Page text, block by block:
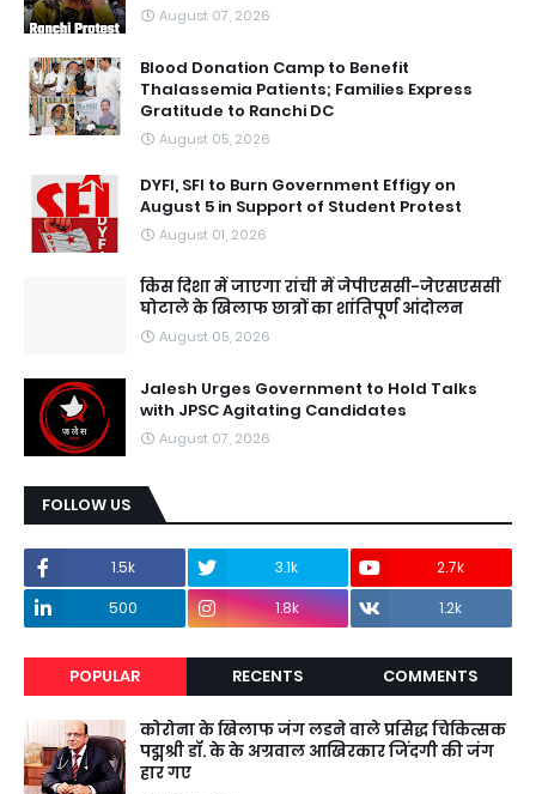
August 07, 2026
Blood Donation Camp to Benefit
Thalassemia Patients; Families Express
Gratitude to Ranchi DC
August 05, 2026
DYFI, SFI to Burn Government Effigy on
August 5 in Support of Student Protest
August 01, 2026
किस दिशा में जाएगा रांची में जेपीएससी-जेएसएससी
घोटाले के खिलाफ छात्रों का शांतिपूर्ण आंदोलन
August 05, 2026
Jalesh Urges Government to Hold Talks
with JPSC Agitating Candidates
August 07, 2026
FOLLOW US
1.5k 3.1k
2.7k
500
1.8k 1.2k
POPULAR RECENTS COMMENTS
कोरोना के खिलाफ जंग लडने वाले प्रसिद्ध चिकित्सक
पद्मश्री डॉ. के के अग्रवाल आखिरकार जिंदगी की जंग
हार गए